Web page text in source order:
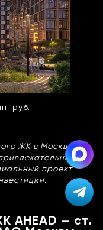
руб.
ЖК в Москве и
для
проект
AHEAD — ст.